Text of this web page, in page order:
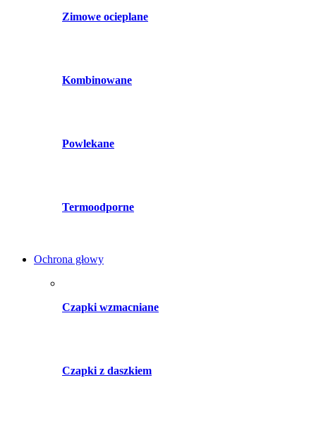
Zimowe ocieplane
Kombinowane
Powlekane
Termoodporne
Ochrona głowy
Czapki wzmacniane
Czapki z daszkiem